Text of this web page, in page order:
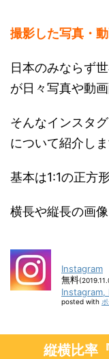
撮影した写真・
日本のみならず
が日々写真や動
そんなインスタ
について紹介しま
基本は1:1の正方
横長や縦長の画
Instagram
無料
Instagram,
posted with
縦横比率